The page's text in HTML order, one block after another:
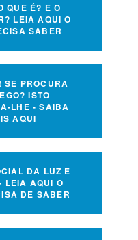
QUE É? E O
LEIA AQUI O
SABER
SE PROCURA
ISTO
LHE - SAIBA
AQUI
DA LUZ E
LEIA AQUI O
DE SABER